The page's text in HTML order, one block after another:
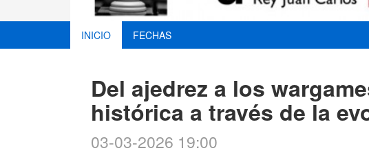
INICIO FECHAS
Del ajedrez a los
histórica a través de la
03-03-2026 19:00